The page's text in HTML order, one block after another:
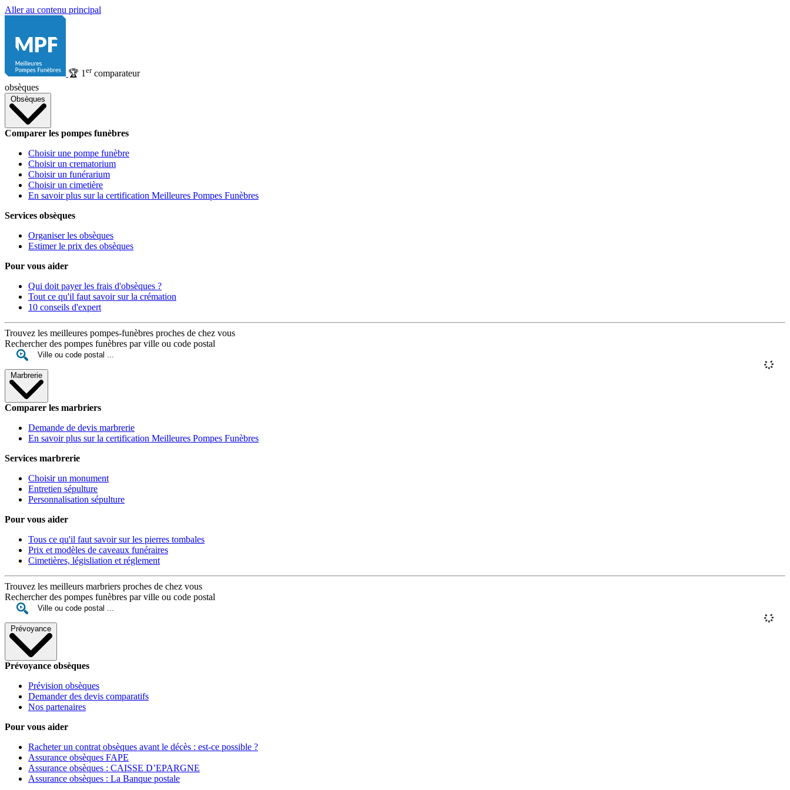
Aller au contenu principal
🏆 1 ercomparateur
obsèques
Obsèques
Comparer les pompes funèbres
Choisir une pompe funèbre
Choisir un crematorium
Choisir un funérarium
Choisir un cimetière
En savoir plus sur la certification Meilleures Pompes Funèbres
Services obsèques
Organiser les obsèques
Estimer le prix des obsèques
Pour vous aider
Qui doit payer les frais d'obsèques ?
Tout ce qu'il faut savoir sur la crémation
10 conseils d'expert
Trouvez les meilleures pompes-funèbres proches de chez vous
Rechercher des pompes funèbres par ville ou code postal
Marbrerie
Comparer les marbriers
Demande de devis marbrerie
En savoir plus sur la certification Meilleures Pompes Funèbres
Services marbrerie
Choisir un monument
Entretien sépulture
Personnalisation sépulture
Pour vous aider
Tous ce qu'il faut savoir sur les pierres tombales
Prix et modèles de caveaux funéraires
Cimetières, législiation et réglement
Trouvez les meilleurs marbriers proches de chez vous
Rechercher des pompes funèbres par ville ou code postal
Prévoyance
Prévoyance obsèques
Prévision obsèques
Demander des devis comparatifs
Nos partenaires
Pour vous aider
Racheter un contrat obsèques avant le décès : est-ce possible ?
Assurance obsèques FAPE
Assurance obsèques : CAISSE D’EPARGNE
Assurance obsèques : La Banque postale